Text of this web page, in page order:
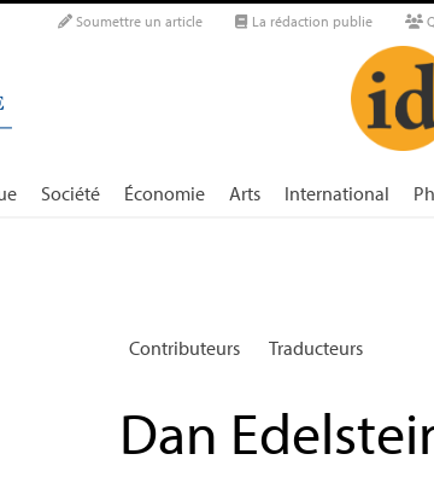
Soumettre un article La rédaction publie
Société Économie Arts International
Contributeurs Traducteurs
Dan